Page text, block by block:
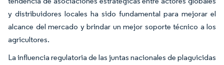
y distribuidores locales ha sido fundamental para mejorar el
alcance del mercado y brindar un mejor soporte técnico a los
agricultores.
La influencia regulatoria de las juntas nacionales de plaguicidas